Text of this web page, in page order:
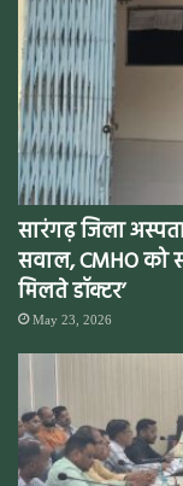
सारंगढ़ जिला
सवाल, CMHO को
मिलते डॉक्टर’
May 23, 2026